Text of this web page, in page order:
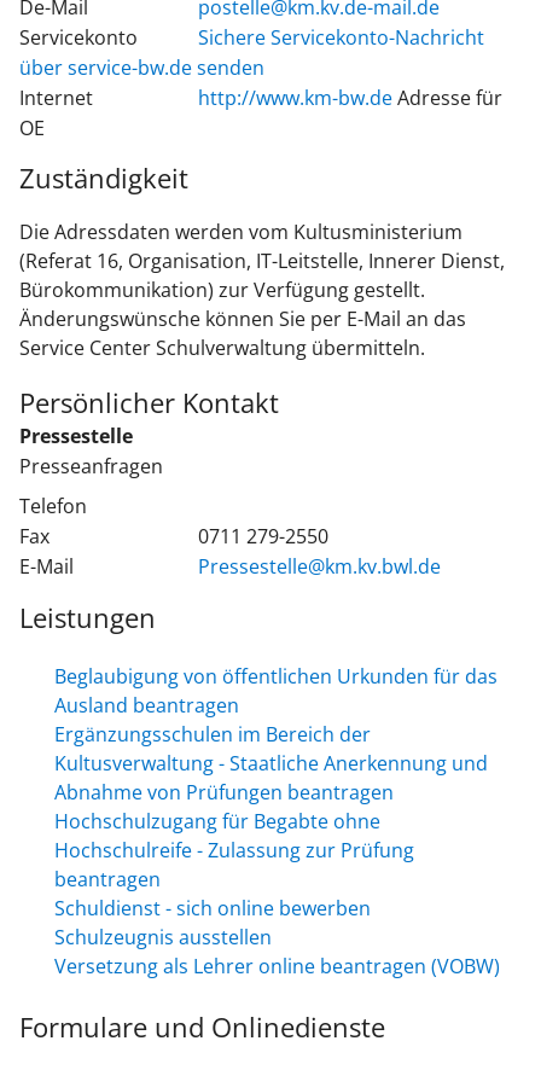
De-Mail
postelle@km.kv.de-mail.de
Servicekonto
Sichere Servicekonto-Nachricht
über service-bw.de senden
Internet
http://www.km-bw.deAdresse für
OE
Zuständigkeit
Die Adressdaten werden vom Kultusministerium
(Referat 16, Organisation, IT-Leitstelle, Innerer Dienst,
Bürokommunikation) zur Verfügung gestellt.
Änderungswünsche können Sie per E-Mail an das
Service Center Schulverwaltung übermitteln.
Persönlicher Kontakt
Pressestelle
Presseanfragen
Telefon
Fax
0711 279-2550
E-Mail
Pressestelle@km.kv.bwl.de
Leistungen
Beglaubigung von öffentlichen Urkunden für das
Ausland beantragen
Ergänzungsschulen im Bereich der
Kultusverwaltung - Staatliche Anerkennung und
Abnahme von Prüfungen beantragen
Hochschulzugang für Begabte ohne
Hochschulreife - Zulassung zur Prüfung
beantragen
Schuldienst - sich online bewerben
Schulzeugnis ausstellen
Versetzung als Lehrer online beantragen (VOBW)
Formulare und Onlinedienste